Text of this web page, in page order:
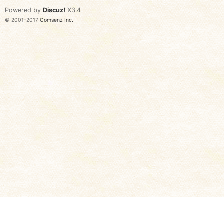
Powered by Discuz! X3.4
© 2001-2017 Comsenz Inc.